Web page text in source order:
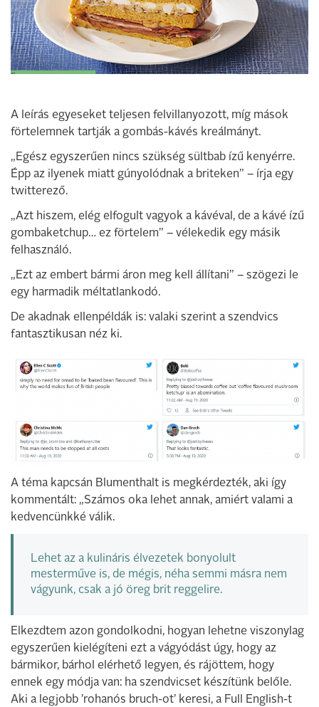
A leírás egyeseket teljesen felvillanyozott, míg mások
förtelemnek tartják a gombás-kávés kreálmányt.
„Egész egyszerűen nincs szükség sültbab ízű kenyérre.
Épp az ilyenek miatt gúnyolódnak a briteken” – írja egy
twitterező.
„Azt hiszem, elég elfogult vagyok a kávéval, de a kávé ízű
gombaketchup… ez förtelem” – vélekedik egy másik
felhasználó.
„Ezt az embert bármi áron meg kell állítani” – szögezi le
egy harmadik méltatlankodó.
De akadnak ellenpéldák is: valaki szerint a szendvics
fantasztikusan néz ki.
A téma kapcsán Blumenthalt is megkérdezték, aki így
kommentált: „Számos oka lehet annak, amiért valami a
kedvencünkké válik.
Lehet az a kulináris élvezetek bonyolult
mesterműve is, de mégis, néha semmi másra nem
vágyunk, csak a jó öreg brit reggelire.
Elkezdtem azon gondolkodni, hogyan lehetne viszonylag
egyszerűen kielégíteni ezt a vágyódást úgy, hogy az
bármikor, bárhol elérhető legyen, és rájöttem, hogy
ennek egy módja van: ha szendvicset készítünk belőle.
Aki a legjobb ’rohanós bruch-ot’ keresi, a Full English-t